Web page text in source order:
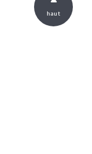
haut